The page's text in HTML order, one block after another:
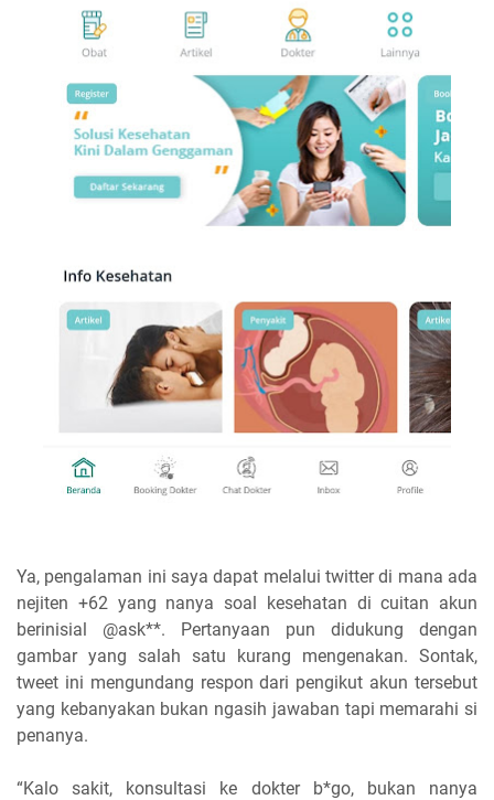
Ya, pengalaman ini saya dapat melalui twitter di mana ada
nejiten +62 yang nanya soal kesehatan di cuitan akun
berinisial @ask**. Pertanyaan pun didukung dengan
gambar yang salah satu kurang mengenakan. Sontak,
tweet ini mengundang respon dari pengikut akun tersebut
yang kebanyakan bukan ngasih jawaban tapi memarahi si
penanya.
“Kalo sakit, konsultasi ke dokter b*go, bukan nanya